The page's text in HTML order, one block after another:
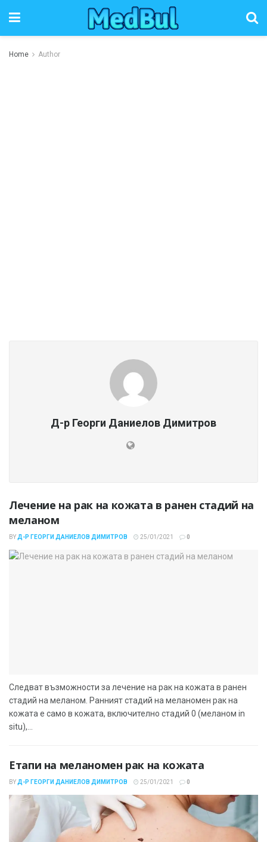
Home Author
Д-р Георги Даниелов Димитров
Лечение на рак на кожата в ранен стадий на
меланом
BY Д-Р ГЕОРГИ ДАНИЕЛОВ ДИМИТРОВ 25/01/2021 0
Следват възможности за лечение на рак на кожата в ранен
стадий на меланом. Ранният стадий на меланомен рак на
кожата е само в кожата, включително стадий 0 (меланом in
situ),...
Етапи на меланомен рак на кожата
BY Д-Р ГЕОРГИ ДАНИЕЛОВ ДИМИТРОВ 25/01/2021 0